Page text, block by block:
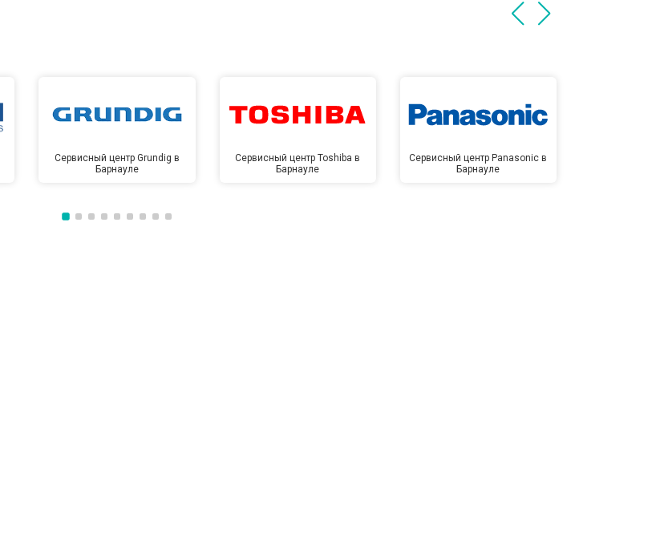
Сервисный центр Grundig в
Барнауле
Сервисный центр Toshiba в
Барнауле
Сервисный центр Panasonic в
Барнауле